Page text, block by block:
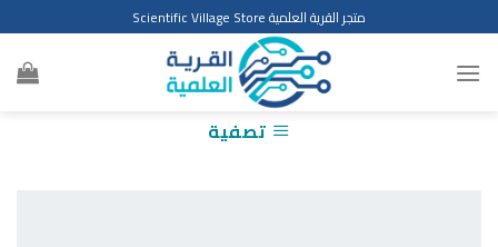
to
content
متجر القرية العلمية Scientific Village Store
تصفية